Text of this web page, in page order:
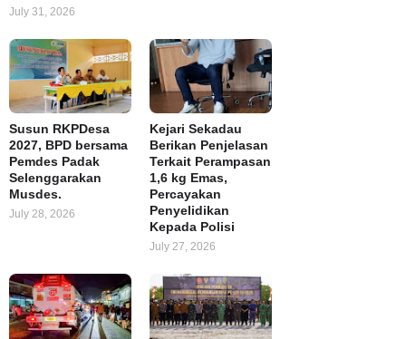
July 31, 2026
Susun RKPDesa
2027, BPD bersama
Pemdes Padak
Selenggarakan
Musdes.
July 28, 2026
Kejari Sekadau
Berikan Penjelasan
Terkait Perampasan
1,6 kg Emas,
Percayakan
Penyelidikan
Kepada Polisi
July 27, 2026